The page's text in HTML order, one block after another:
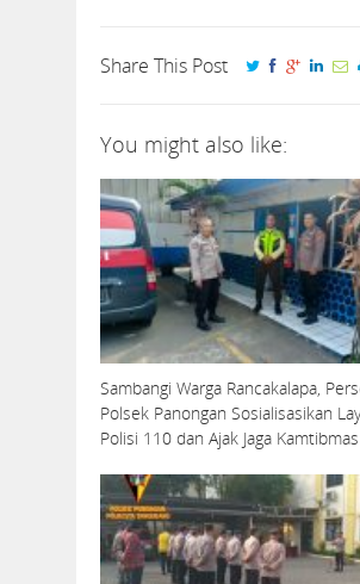
Share This Post
You might also like:
Sambangi Warga Rancakalapa,
Polsek Panongan Sosialisasikan
Polisi 110 dan Ajak Jaga Kamtibmas